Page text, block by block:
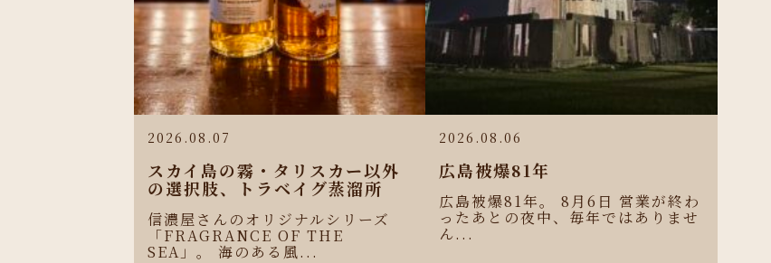
2026.08.07
スカイ島の霧・タリスカー以外
の選択肢、トラベイグ蒸溜所
信濃屋さんのオリジナルシリーズ
「FRAGRANCE OF THE
SEA」。 海のある風...
2026.08.06
広島被爆81年
広島被爆81年。 8月6日 営業が終わ
ったあとの夜中、毎年ではありませ
ん...